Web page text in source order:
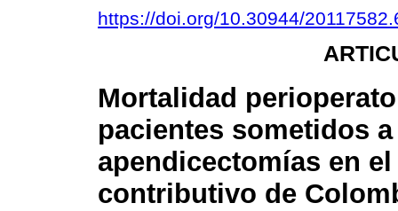
https://doi.org/10.30944/
Mortalidad
pacientes sometidos a
apendicectomías en
contributivo de